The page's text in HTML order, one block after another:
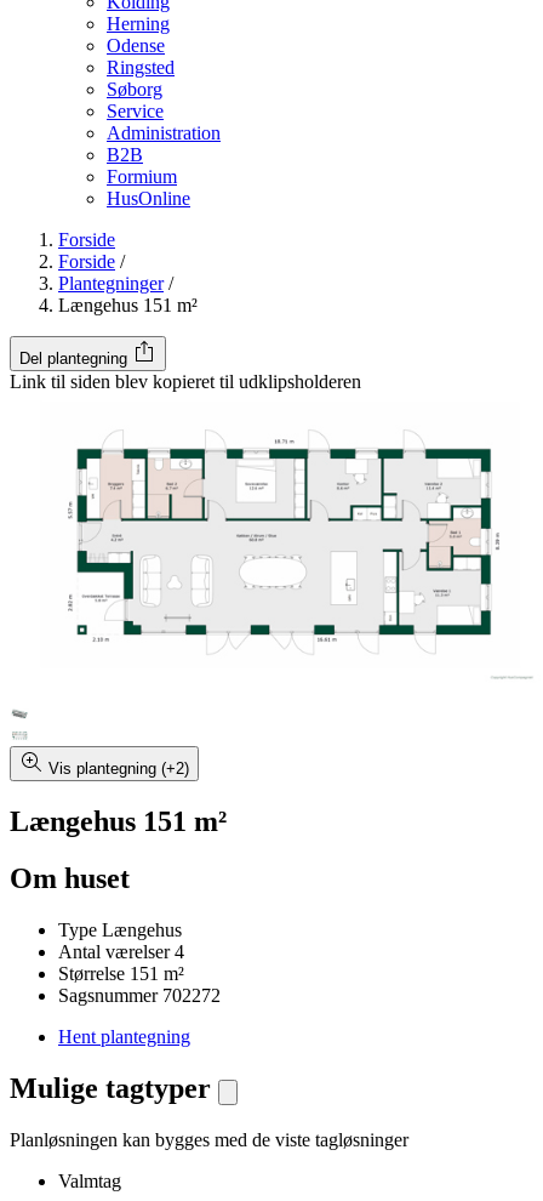
Herning
Odense
Ringsted
Søborg
Service
Administration
B2B
Formium
HusOnline
Forside
Forside /
Plantegninger /
Længehus 151 m²
Del plantegning
Link til siden blev kopieret til udklipsholderen
Vis plantegning (+2)
Længehus 151 m²
Om huset
Type Længehus
Antal værelser 4
Størrelse 151 m²
Sagsnummer 702272
Hent plantegning
Mulige tagtyper
Planløsningen kan bygges med de viste tagløsninger
Valmtag